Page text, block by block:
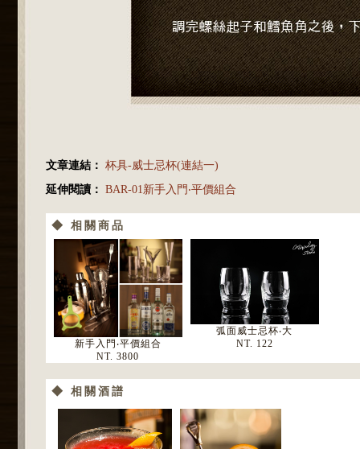
文章連結： 杯具-威士忌杯(連結一)
延伸閱讀： BAR-01新手入門‧平價組合
◆ 相關商品
新手入門‧平價組合
NT. 3800
弧面威士忌杯‧大
NT. 122
◆ 相關酒譜